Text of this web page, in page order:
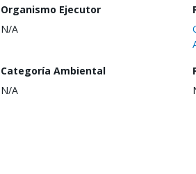
Organismo Ejecutor
N/A
Categoría Ambiental
N/A